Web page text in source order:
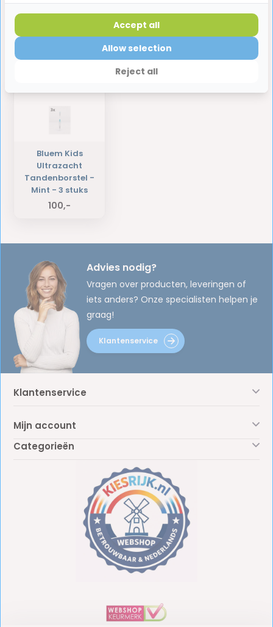
Reviews
Laatst bekeken producten
Bluem Kids
Ultrazacht
Tandenborstel -
Mint - 3 stuks
100,-
Advies nodig?
Vragen over producten, leveringen of
iets anders? Onze specialisten helpen je
graag!
Klantenservice
Klantenservice
Mijn account
Categorieën
Reject all
Allow selection
Accept all